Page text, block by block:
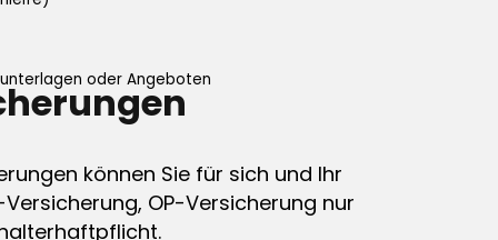
oder Angeboten
können Sie für sich und Ihr
OP-Versicherung nur